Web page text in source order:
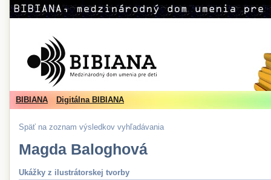
BIBIANA Digitálna BIBIANA
Späť na zoznam výsledkov vyhľadávania
Magda Baloghová
Ukážky z ilustrátorskej tvorby